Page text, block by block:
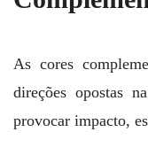
As cores
direções opostas
provocar impacto,